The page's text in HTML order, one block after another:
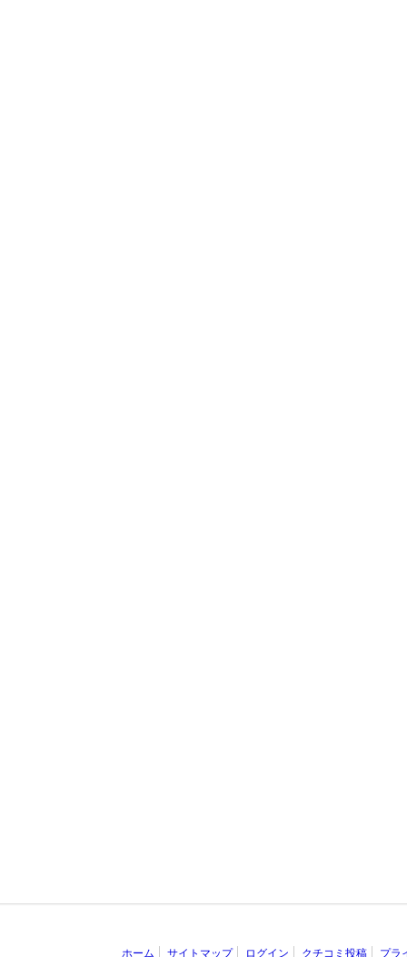
ホーム サイトマップ ログイン クチコミ投稿 プラ